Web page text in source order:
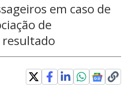
em caso de
de
resultado